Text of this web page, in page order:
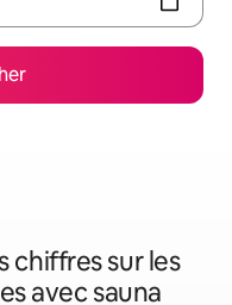
chiffres sur les
avec sauna